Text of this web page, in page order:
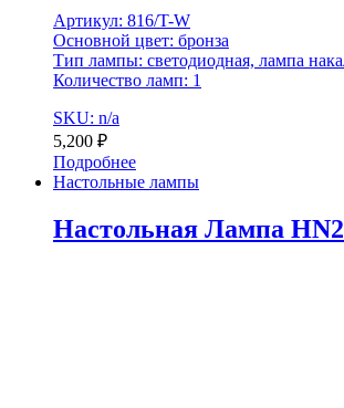
Артикул: 816/T-W
Основной цвет: бронза
Тип лампы: светодиодная, лампа
Количество ламп: 1
SKU: n/a
5,200 ₽
Подробнее
Настольные лампы
Настольная Лампа